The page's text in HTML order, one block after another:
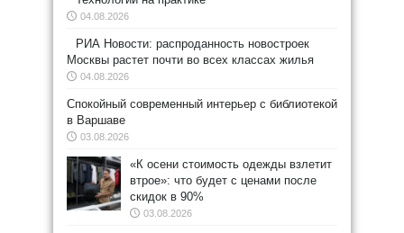
04.08.2026
РИА Новости: распроданность новостроек
Москвы растет почти во всех классах жилья
04.08.2026
Спокойный современный интерьер с библиотекой
в Варшаве
03.08.2026
«К осени стоимость одежды взлетит
втрое»: что будет с ценами после
скидок в 90%
03.08.2026